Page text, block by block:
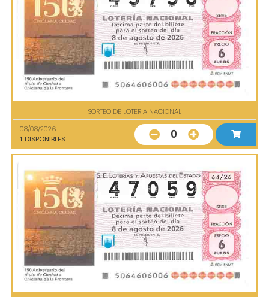
SORTEO DE LOTERIA NACIONAL
08/08/2026
1 DISPONIBLES 0